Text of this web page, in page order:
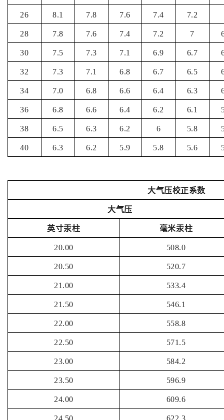
26 8.1 7.8 7.6 7.4 7.2
28 7.8 7.6 7.4 7.2 7
30 7.5 7.3 7.1 6.9 6.7
32 7.3 7.1 6.8 6.7 6.5
34 7.0 6.8 6.6 6.4 6.3
36 6.8 6.6 6.4 6.2 6.1
38 6.5 6.3 6.2 6 5.8
40 6.3 6.2 5.9 5.8 5.6
大气压校正系数
大气压
英寸汞柱 毫米汞柱
20.00 508.0
20.50 520.7
21.00 533.4
21.50 546.1
22.00 558.8
22.50 571.5
23.00 584.2
23.50 596.9
24.00 609.6
24.50 622.3